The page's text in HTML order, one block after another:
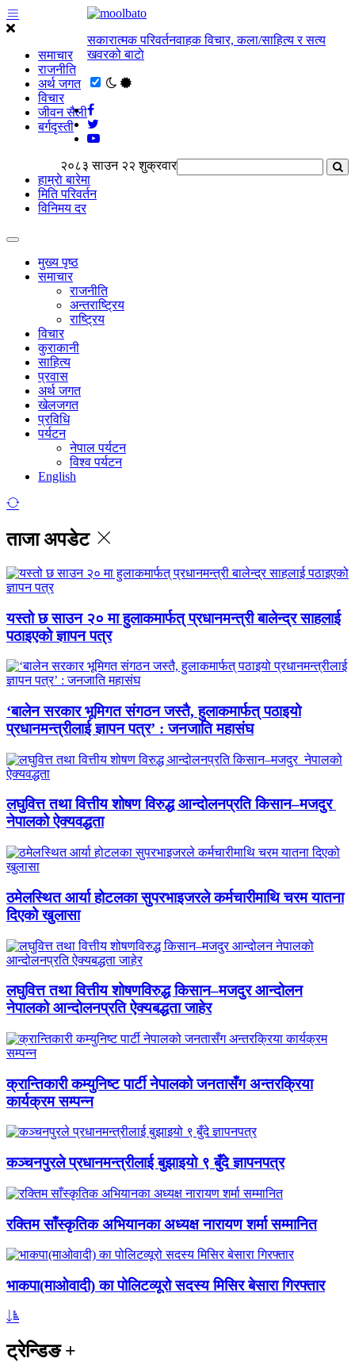
समाचार
राजनीति
अर्थ जगत
विचार
जीवन सैली
बर्गदृस्ती
सकारात्मक परिवर्तनवाहक विचार, कला/साहित्य र सत्य
खवरको बाटाे
२०८३ साउन २२ शुक्रवार
हाम्राे बारेमा
मिति परिवर्तन
विनिमय दर
मुख्य पृष्ठ
समाचार
राजनीति
अन्तराष्ट्रिय
राष्ट्रिय
विचार
कुराकानी
साहित्य
प्रवास
अर्थ जगत
खेलजगत
प्रविधि
पर्यटन
नेपाल पर्यटन
विश्व पर्यटन
English
ताजा अपडेट
यस्तो छ साउन २० मा हुलाकमार्फत् प्रधानमन्त्री बालेन्द्र साहलाई
पठाइएको ज्ञापन पत्र
‘बालेन सरकार भूमिगत संगठन जस्तै, हुलाकमार्फत् पठाइयो
प्रधानमन्त्रीलाई ज्ञापन पत्र’ : जनजाति महासंघ
लघुवित्त तथा वित्तीय शोषण विरुद्ध आन्दोलनप्रति किसान–मजदुर
नेपालको ऐक्यवद्धता
ठमेलस्थित आर्या होटलका सुपरभाइजरले कर्मचारीमाथि चरम यातना
दिएको खुलासा
लघुवित्त तथा वित्तीय शोषणविरुद्ध किसान–मजदुर आन्दोलन
नेपालको आन्दोलनप्रति ऐक्यबद्धता जाहेर
क्रान्तिकारी कम्युनिष्ट पार्टी नेपालको जनतासँग अन्तरक्रिया
कार्यक्रम सम्पन्न
कञ्चनपुरले प्रधानमन्त्रीलाई बुझाइयो ९ बुँदे ज्ञापनपत्र
रक्तिम साँस्कृतिक अभियानका अध्यक्ष नारायण शर्मा सम्मानित
भाकपा(माओवादी) का पोलिटव्यूरो सदस्य मिसिर बेसारा गिरफ्तार
ट्रेन्डिङ+